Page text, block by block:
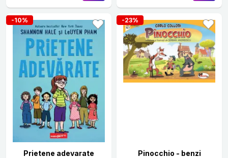
-10%
Prietene adevarate
-23%
Pinocchio - benzi